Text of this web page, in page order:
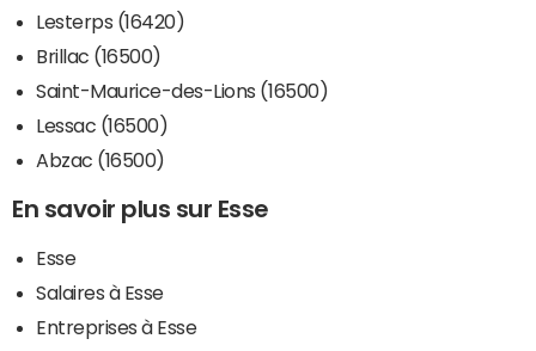
Lesterps (16420)
Brillac (16500)
Saint-Maurice-des-Lions (16500)
Lessac (16500)
Abzac (16500)
En savoir plus sur Esse
Esse
Salaires à Esse
Entreprises à Esse